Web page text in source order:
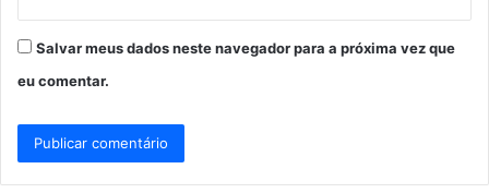
Salvar meus dados neste navegador para a próxima vez que
eu comentar.